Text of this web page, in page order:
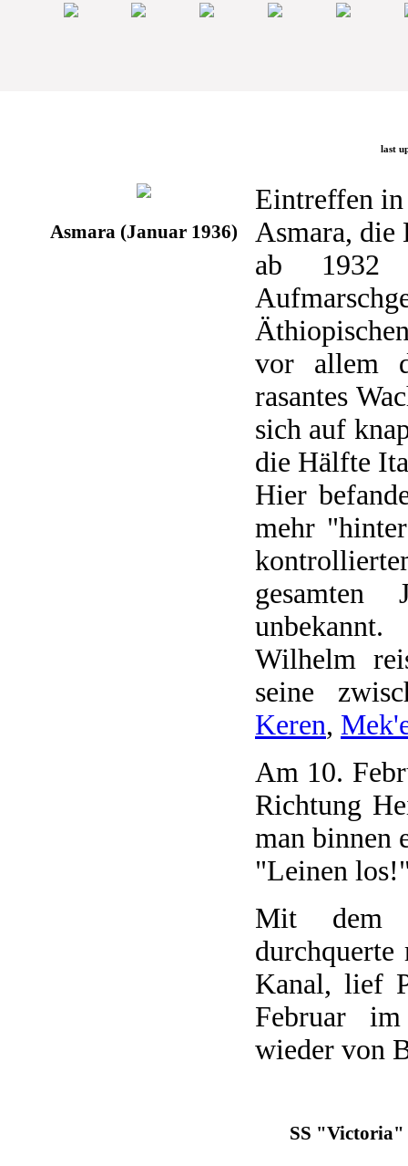
last
Asmara (Januar 1936)
Eintreffen in
Asmara, die
ab 1932
vor allem
rasantes
sich auf
die Hälfte
Hier
mehr
gesamten
unbekannt.
Wilhelm
seine
Keren,
Am 10.
Richtung
man binnen
"Leinen
Mit dem
durchquerte
Kanal, lief
Februar
wieder von
SS "Victoria"